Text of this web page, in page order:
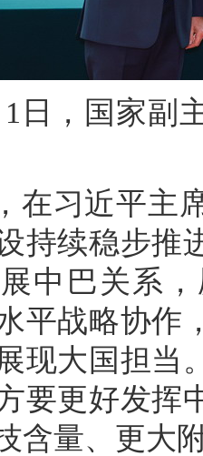
1日，国家副
在习近平主
持续稳步推
中巴关系
平战略协作
现大国担当
要更好发挥
含量、更大